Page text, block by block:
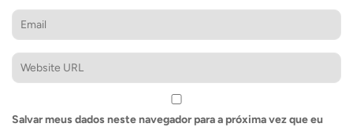
Salvar meus dados neste navegador para a próxima vez que eu